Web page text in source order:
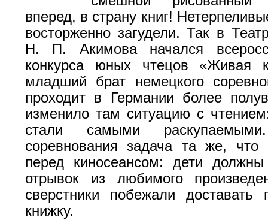
вперед, в страну книг!
восторженно загудели. Так в
Н. П. Акимова начался
конкурса юных чтецов «Живая
младший брат немецкого
проходит в Германии более
изменило там ситуацию с
стали самыми
соревнования задача та же, что
перед киносеансом: дети должны
отрывок из любимого
сверстники побежали доставать
книжку.